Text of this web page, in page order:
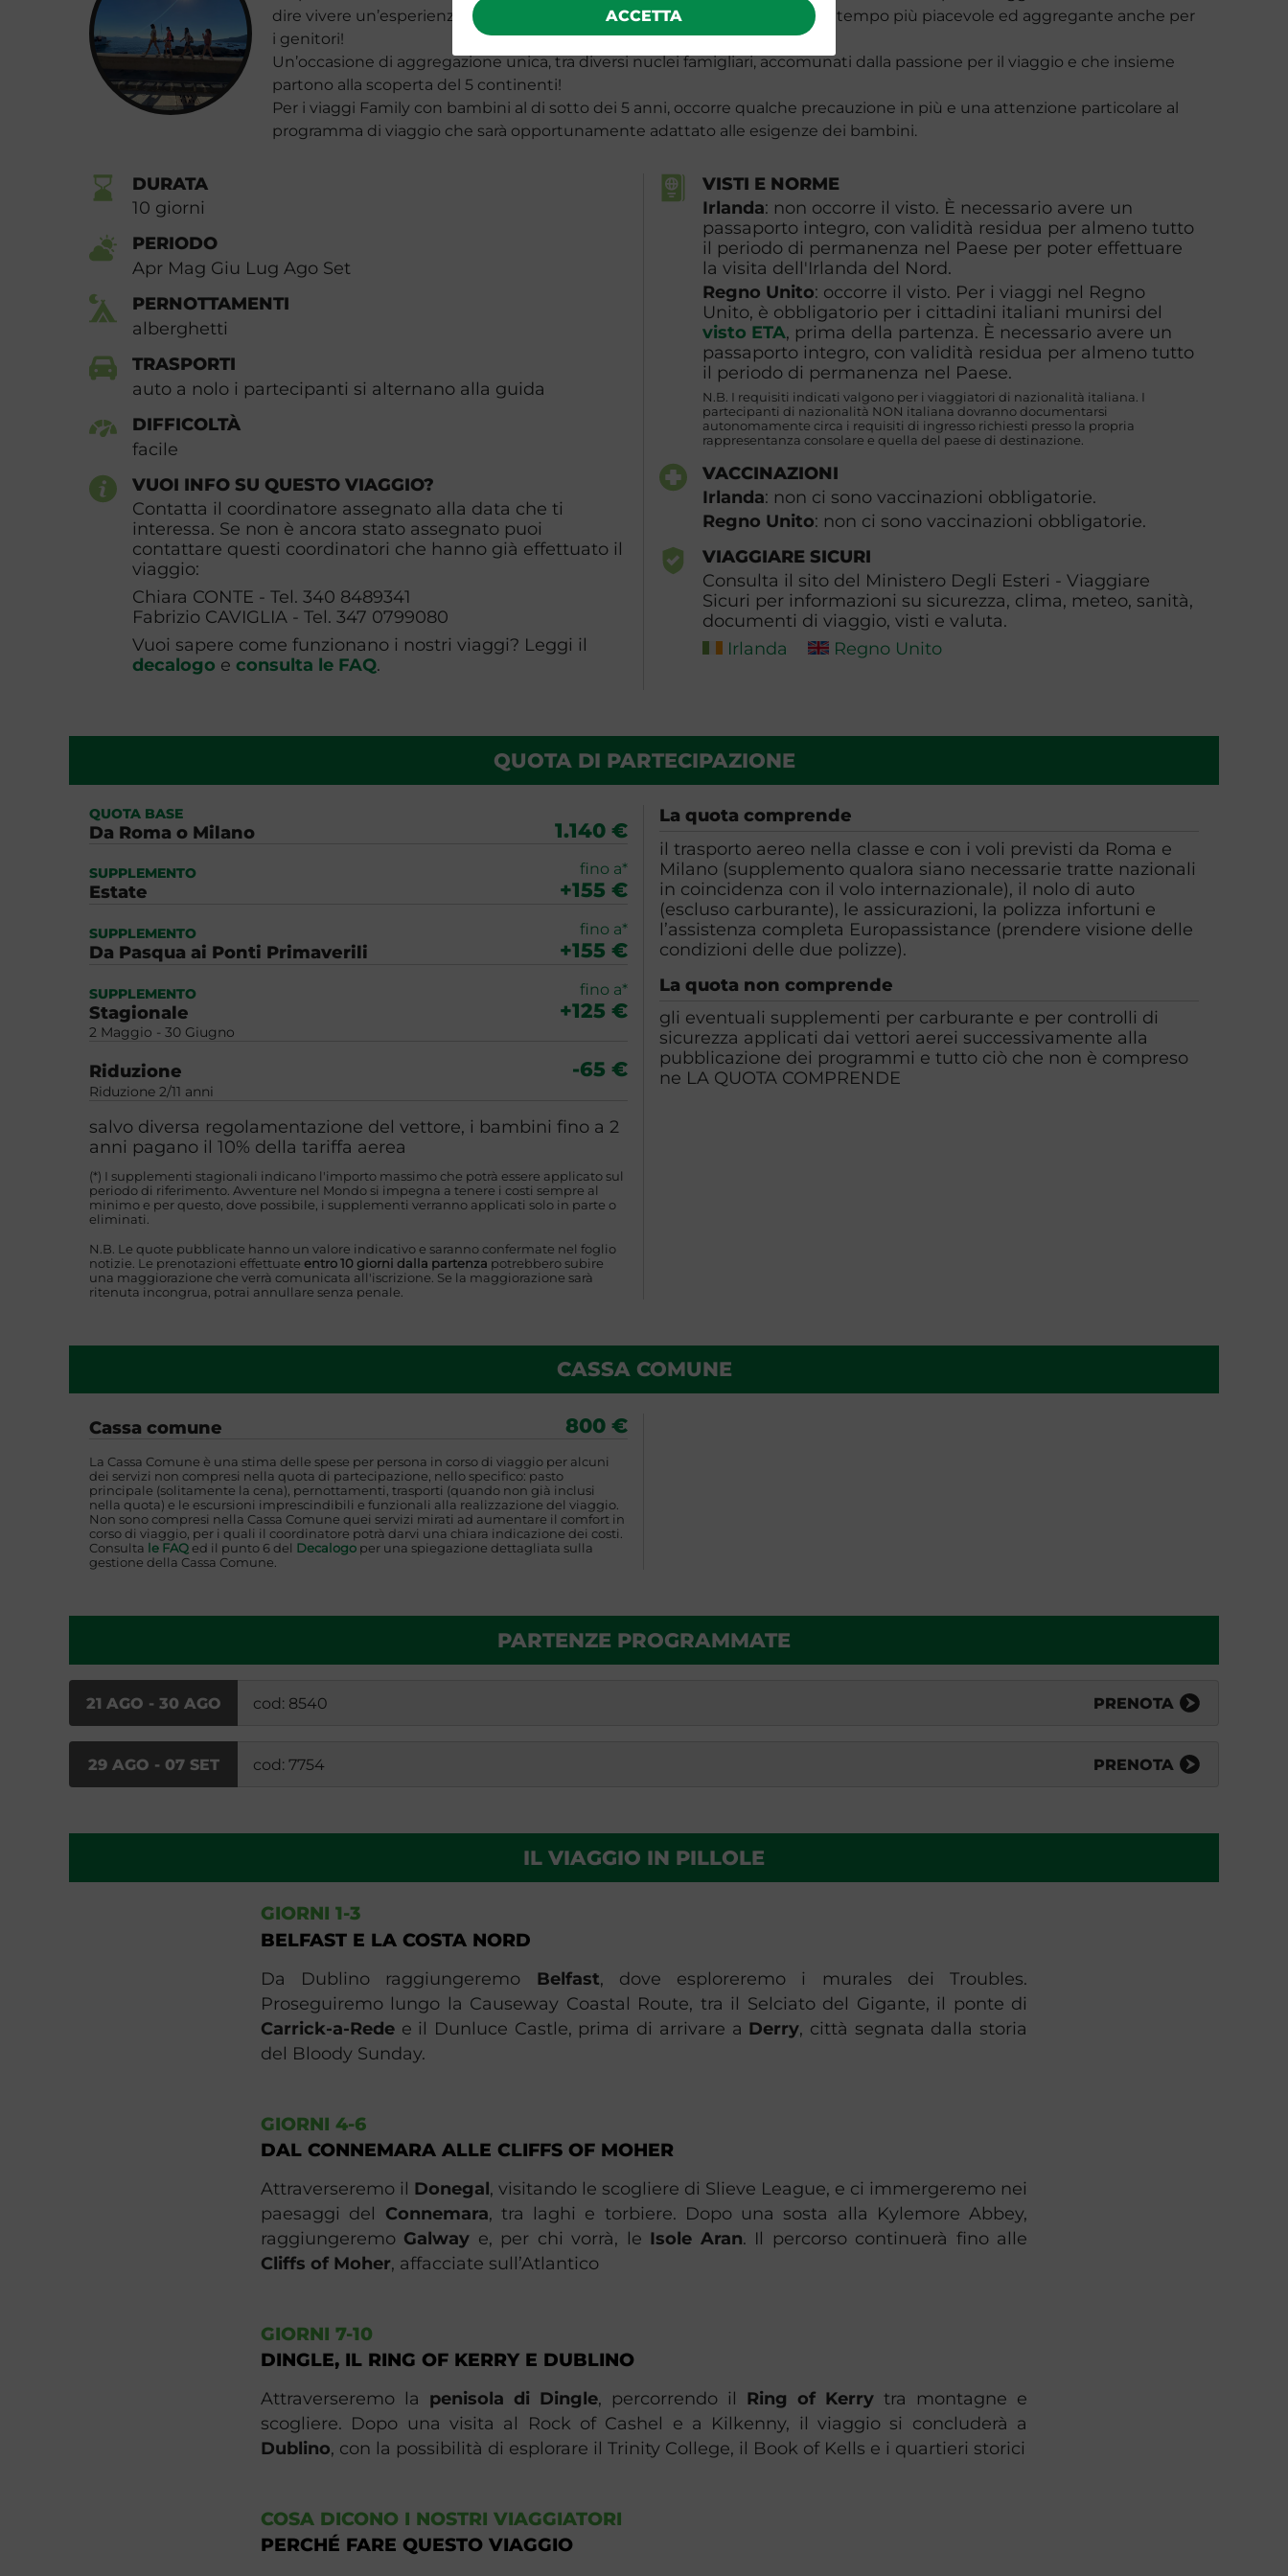
ACCETTA
dire vivere un’esperienza ancora più indimenticabile e stimolante, e al contempo più piacevole ed aggregante anche per
i genitori!
Un’occasione di aggregazione unica, tra diversi nuclei famigliari, accomunati dalla passione per il viaggio e che insieme
partono alla scoperta del 5 continenti!
Per i viaggi Family con bambini al di sotto dei 5 anni, occorre qualche precauzione in più e una attenzione particolare al
programma di viaggio che sarà opportunamente adattato alle esigenze dei bambini.
DURATA
10 giorni
PERIODO
Apr Mag Giu Lug Ago Set
PERNOTTAMENTI
alberghetti
TRASPORTI
auto a nolo i partecipanti si alternano alla guida
DIFFICOLTÀ
facile
VUOI INFO SU QUESTO VIAGGIO?
Contatta il coordinatore assegnato alla data che ti
interessa. Se non è ancora stato assegnato puoi
contattare questi coordinatori che hanno già effettuato il
viaggio:
Chiara CONTE - Tel. 340 8489341
Fabrizio CAVIGLIA - Tel. 347 0799080
Vuoi sapere come funzionano i nostri viaggi? Leggi il
decalogo e consulta le FAQ.
VISTI E NORME
Irlanda: non occorre il visto. È necessario avere un
passaporto integro, con validità residua per almeno tutto
il periodo di permanenza nel Paese per poter effettuare
la visita dell'Irlanda del Nord.
Regno Unito: occorre il visto. Per i viaggi nel Regno
Unito, è obbligatorio per i cittadini italiani munirsi del
visto ETA, prima della partenza. È necessario avere un
passaporto integro, con validità residua per almeno tutto
il periodo di permanenza nel Paese.
N.B. I requisiti indicati valgono per i viaggiatori di nazionalità italiana. I
partecipanti di nazionalità NON italiana dovranno documentarsi
autonomamente circa i requisiti di ingresso richiesti presso la propria
rappresentanza consolare e quella del paese di destinazione.
VACCINAZIONI
Irlanda: non ci sono vaccinazioni obbligatorie.
Regno Unito: non ci sono vaccinazioni obbligatorie.
VIAGGIARE SICURI
Consulta il sito del Ministero Degli Esteri - Viaggiare
Sicuri per informazioni su sicurezza, clima, meteo, sanità,
documenti di viaggio, visti e valuta.
Irlanda
Regno Unito
QUOTA DI PARTECIPAZIONE
QUOTA BASE
Da Roma o Milano 1.140 €
SUPPLEMENTO
Estate
fino a*
+155 €
SUPPLEMENTO
Da Pasqua ai Ponti Primaverili
fino a*
+155 €
SUPPLEMENTO
Stagionale
2 Maggio - 30 Giugno
fino a*
+125 €
Riduzione
Riduzione 2/11 anni
-65 €
salvo diversa regolamentazione del vettore, i bambini fino a 2
anni pagano il 10% della tariffa aerea
(*) I supplementi stagionali indicano l'importo massimo che potrà essere applicato sul
periodo di riferimento. Avventure nel Mondo si impegna a tenere i costi sempre al
minimo e per questo, dove possibile, i supplementi verranno applicati solo in parte o
eliminati.
N.B. Le quote pubblicate hanno un valore indicativo e saranno confermate nel foglio
notizie. Le prenotazioni effettuate entro 10 giorni dalla partenza potrebbero subire
una maggiorazione che verrà comunicata all'iscrizione. Se la maggiorazione sarà
ritenuta incongrua, potrai annullare senza penale.
La quota comprende
il trasporto aereo nella classe e con i voli previsti da Roma e
Milano (supplemento qualora siano necessarie tratte nazionali
in coincidenza con il volo internazionale), il nolo di auto
(escluso carburante), le assicurazioni, la polizza infortuni e
l’assistenza completa Europassistance (prendere visione delle
condizioni delle due polizze).
La quota non comprende
gli eventuali supplementi per carburante e per controlli di
sicurezza applicati dai vettori aerei successivamente alla
pubblicazione dei programmi e tutto ciò che non è compreso
ne LA QUOTA COMPRENDE
CASSA COMUNE
Cassa comune 800 €
La Cassa Comune è una stima delle spese per persona in corso di viaggio per alcuni
dei servizi non compresi nella quota di partecipazione, nello specifico: pasto
principale (solitamente la cena), pernottamenti, trasporti (quando non già inclusi
nella quota) e le escursioni imprescindibili e funzionali alla realizzazione del viaggio.
Non sono compresi nella Cassa Comune quei servizi mirati ad aumentare il comfort in
corso di viaggio, per i quali il coordinatore potrà darvi una chiara indicazione dei costi.
Consulta le FAQed il punto 6 del Decalogoper una spiegazione dettagliata sulla
gestione della Cassa Comune.
PARTENZE PROGRAMMATE
21 AGO - 30 AGO cod: 8540 PRENOTA
29 AGO - 07 SET cod: 7754 PRENOTA
IL VIAGGIO IN PILLOLE
GIORNI 1-3
BELFAST E LA COSTA NORD
Da Dublino raggiungeremo Belfast, dove esploreremo i murales dei Troubles.
Proseguiremo lungo la Causeway Coastal Route, tra il Selciato del Gigante, il ponte di
Carrick-a-Rede e il Dunluce Castle, prima di arrivare a Derry, città segnata dalla storia
del Bloody Sunday​.
GIORNI 4-6
DAL CONNEMARA ALLE CLIFFS OF MOHER
Attraverseremo il Donegal, visitando le scogliere di Slieve League, e ci immergeremo nei
paesaggi del Connemara, tra laghi e torbiere. Dopo una sosta alla Kylemore Abbey,
raggiungeremo Galway e, per chi vorrà, le Isole Aran. Il percorso continuerà fino alle
Cliffs of Moher, affacciate sull’Atlantico​
GIORNI 7-10
DINGLE, IL RING OF KERRY E DUBLINO
Attraverseremo la penisola di Dingle, percorrendo il Ring of Kerry tra montagne e
scogliere. Dopo una visita al Rock of Cashel e a Kilkenny, il viaggio si concluderà a
Dublino, con la possibilità di esplorare il Trinity College, il Book of Kells e i quartieri storici​
COSA DICONO I NOSTRI VIAGGIATORI
PERCHÉ FARE QUESTO VIAGGIO